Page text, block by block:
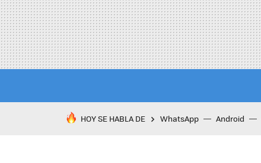
HOY SE HABLA DE WhatsApp Android